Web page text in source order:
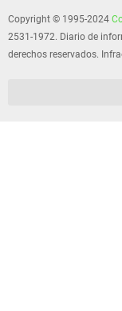
Copyright © 1995-2024
2531-1972. Diario de
derechos reservados.